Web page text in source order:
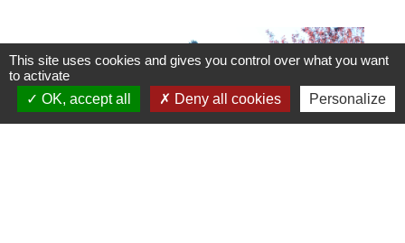
This site uses cookies and gives you control over what you want
to activate
OK, accept all
Deny all cookies Personalize